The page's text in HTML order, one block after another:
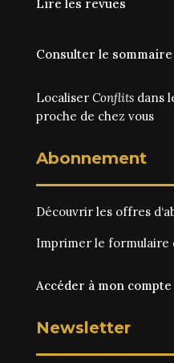
Lire les revues
Consulter le
Localiser Conflitsdans
proche de chez vous
Abonnement
Découvrir les offres
Imprimer le formulaire
Accéder à mon
Newsletter